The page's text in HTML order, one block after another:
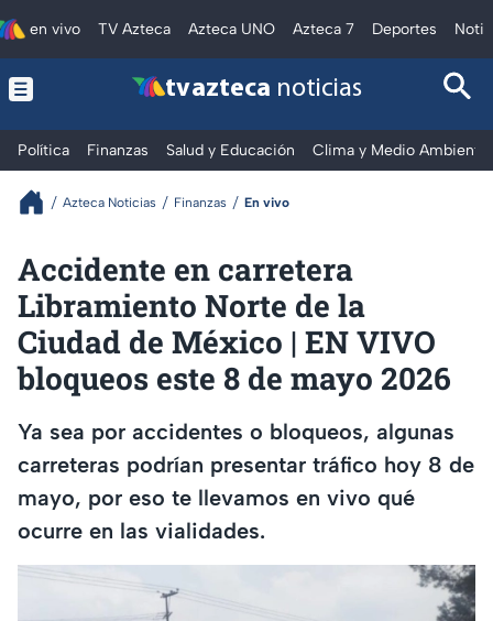
en vivo TV Azteca Azteca UNO Azteca 7 Deportes
tv azteca noticias
Política Finanzas Salud y Educación Clima y Medio Ambiente
Azteca Noticias Finanzas En vivo
Accidente en carretera
Libramiento Norte de la
Ciudad de México | EN VIVO
bloqueos este 8 de mayo 2026
Ya sea por accidentes o bloqueos, algunas
carreteras podrían presentar tráfico hoy 8 de
mayo, por eso te llevamos en vivo qué
ocurre en las vialidades.